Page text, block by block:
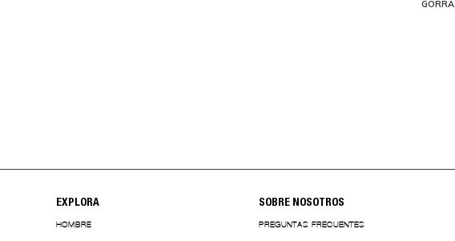
EXPLORA
HOMBRE
SOBRE NOSOTROS
PREGUNTAS FRECUENTES